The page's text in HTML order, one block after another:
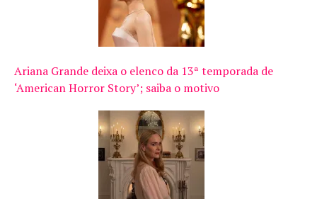
Ariana Grande deixa o elenco da 13ª temporada de
‘American Horror Story’; saiba o motivo